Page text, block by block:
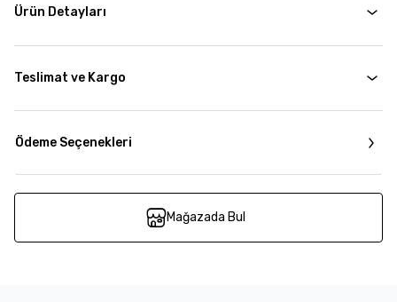
Ürün Detayları
Teslimat ve Kargo
Ödeme Seçenekleri
Mağazada Bul